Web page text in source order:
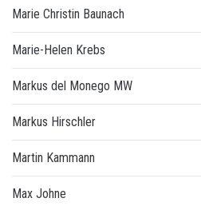
Marie Christin Baunach
Marie-Helen Krebs
Markus del Monego MW
Markus Hirschler
Martin Kammann
Max Johne